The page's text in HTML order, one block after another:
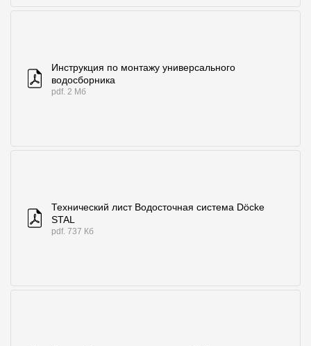
Статьи
Цены
Инструкция по монтажу универсального
водосборника
pdf. 2 Мб
Технический лист Водосточная система Döcke
STAL
pdf. 737 Кб